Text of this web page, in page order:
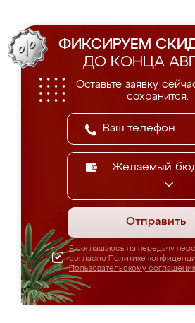
ФИКСИРУЕМ
ДО КОНЦА
Оставьте заявку
сохранится.
Желаемый
Отправить
Я соглашаюсь на передачу
согласно Политике
Пользовательскому